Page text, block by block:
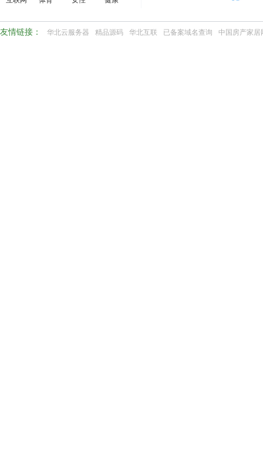
友情链接： 华北云服务器 精品源码 华北互联 已备案域名查询 中国房产家居